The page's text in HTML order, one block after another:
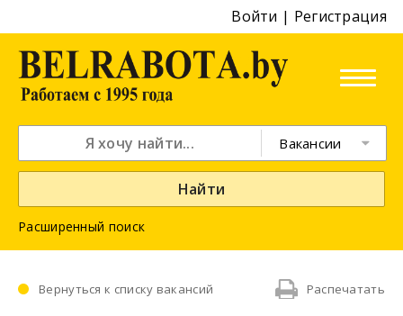
Войти | Регистрация
Вакансии
Найти
Расширенный поиск
Вернуться к списку вакансий Распечатать